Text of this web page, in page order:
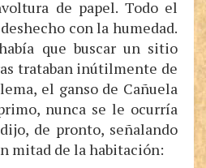
de papel. Todo el
con la humedad.
que buscar un sitio
trataban inútilmente de
el ganso de Cañuela
nunca se le ocurría
de pronto, señalando
mitad de la habitación: